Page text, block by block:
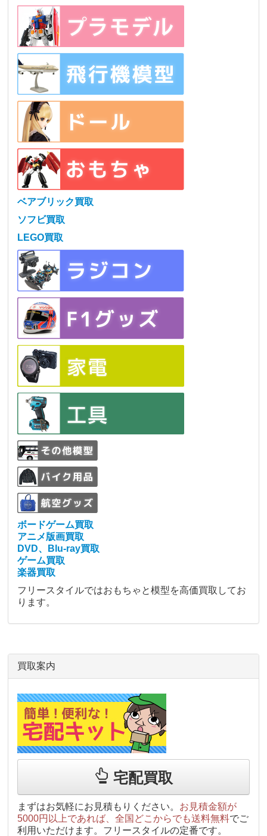
ベアブリック買取
ソフビ買取
LEGO買取
ボードゲーム買取
アニメ版画買取
DVD、Blu-ray買取
ゲーム買取
楽器買取
フリースタイルではおもちゃと模型を高価買取してお
ります。
買取案内
宅配買取
まずはお気軽にお見積もりください。 お見積金額が
5000円以上であれば、全国どこからでも送料無料でご
利用いただけます。フリースタイルの定番です。